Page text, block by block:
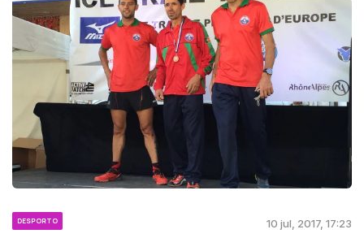
DESPORTO 10 jul, 2017, 17:23